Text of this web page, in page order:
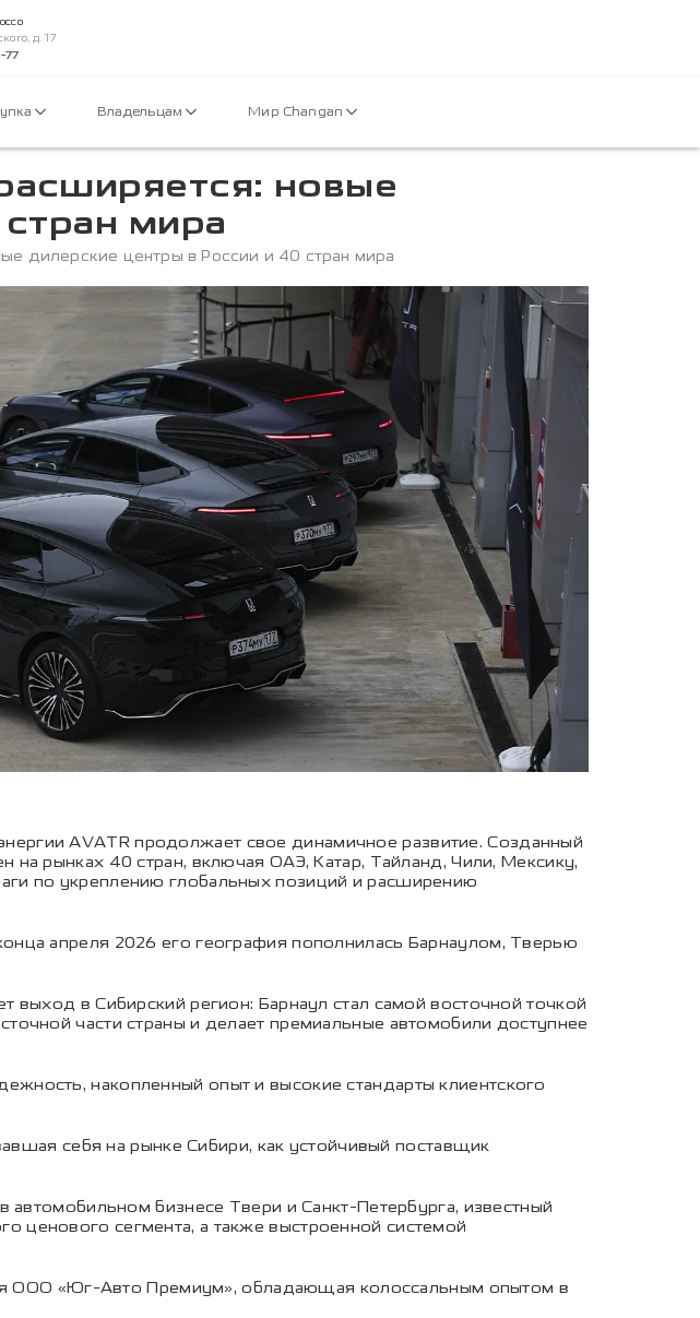
д. 17
77
Владельцам Мир Changan
новые
мира
дилерские центры в России и 40 стран мира
AVATR продолжает свое динамичное развитие. Созданный
на рынках 40 стран, включая ОАЭ, Катар, Тайланд, Чили, Мексику,
по укреплению глобальных позиций и расширению
апреля 2026 его география пополнилась Барнаулом, Тверью
в Сибирский регион: Барнаул стал самой восточной точкой
части страны и делает премиальные автомобили доступнее
накопленный опыт и высокие стандарты клиентского
себя на рынке Сибири, как устойчивый поставщик
бизнесе Твери и Санкт-Петербурга, известный
ценового сегмента, а также выстроенной системой
ООО «Юг-Авто Премиум», обладающая колоссальным опытом в